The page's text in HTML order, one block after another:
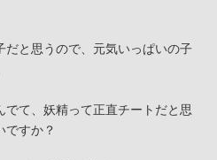
と思うので、元気いっぱいの子
でて、妖精って正直チートだと思
ですか？